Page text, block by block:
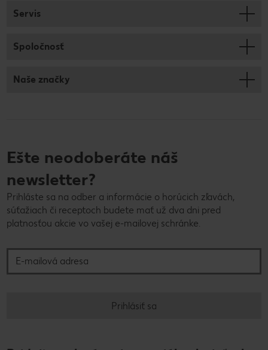
Servis
Spoločnosť
Naše značky
Ešte neodoberáte náš
newsletter?
Prihláste sa na odber a informácie o horúcich zľavách,
súťažiach či receptoch budete mať už dva dni pred
platnosťou akcie vo vašej e-mailovej schránke.
Prihlásiť sa